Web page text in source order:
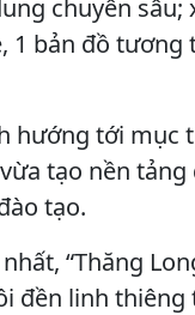
chuyên sâu;
1 bản đồ tương
hướng tới mục
tạo nền tảng
tạo.
“Thăng
đền linh